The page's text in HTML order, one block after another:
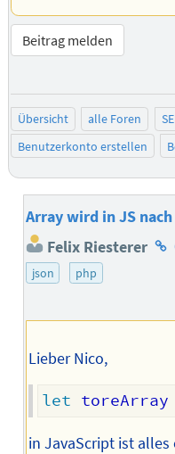
Beitrag melden
Übersicht alle Foren
Benutzerkonto erstellen
Array wird in JS
Felix Riesterer
json
php
Lieber Nico,
let toreArray
in JavaScript ist alles